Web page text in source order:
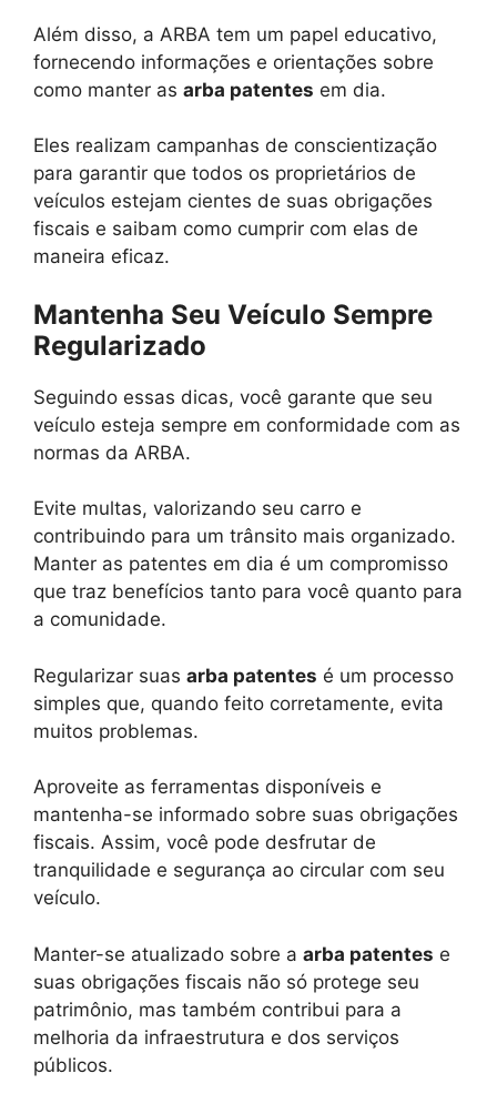
Além disso, a ARBA tem um papel educativo,
fornecendo informações e orientações sobre
como manter as arba patentes em dia.
Eles realizam campanhas de conscientização
para garantir que todos os proprietários de
veículos estejam cientes de suas obrigações
fiscais e saibam como cumprir com elas de
maneira eficaz.
Mantenha Seu Veículo Sempre
Regularizado
Seguindo essas dicas, você garante que seu
veículo esteja sempre em conformidade com as
normas da ARBA.
Evite multas, valorizando seu carro e
contribuindo para um trânsito mais organizado.
Manter as patentes em dia é um compromisso
que traz benefícios tanto para você quanto para
a comunidade.
Regularizar suas arba patentes é um processo
simples que, quando feito corretamente, evita
muitos problemas.
Aproveite as ferramentas disponíveis e
mantenha-se informado sobre suas obrigações
fiscais. Assim, você pode desfrutar de
tranquilidade e segurança ao circular com seu
veículo.
Manter-se atualizado sobre a arba patentes e
suas obrigações fiscais não só protege seu
patrimônio, mas também contribui para a
melhoria da infraestrutura e dos serviços
públicos.